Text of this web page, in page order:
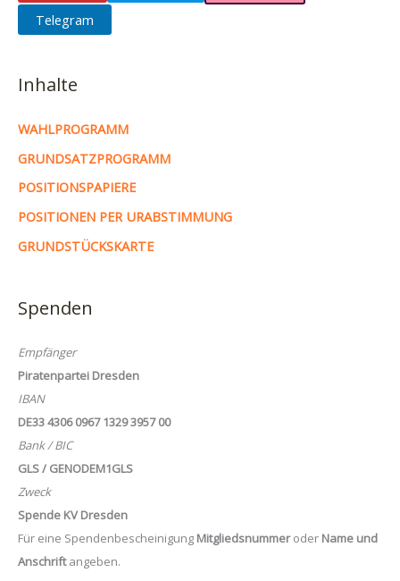
Telegram
Inhalte
WAHLPROGRAMM
GRUNDSATZPROGRAMM
POSITIONSPAPIERE
POSITIONEN PER URABSTIMMUNG
GRUNDSTÜCKSKARTE
Spenden
Empfänger
Piratenpartei Dresden
IBAN
DE33 4306 0967 1329 3957 00
Bank / BIC
GLS / GENODEM1GLS
Zweck
Spende KV Dresden
Für eine Spendenbescheinigung Mitgliedsnummeroder Name und
Anschriftangeben.